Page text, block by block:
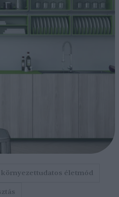
környezettudatos életmód